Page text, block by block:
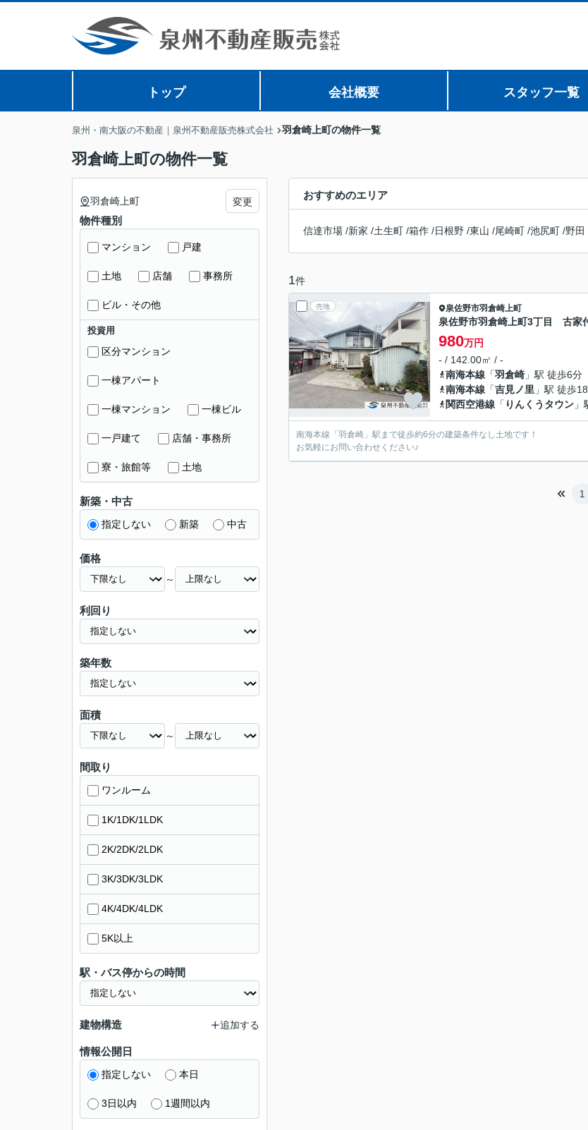
トップ 会社概要 スタッフ一覧
泉州・南大阪の不動産｜泉州不動産販売株式会社 羽倉崎上町の物件一覧
羽倉崎上町の物件一覧
おすすめのエリア
信達市場 /新家 /土生町 /箱作 /日根野 /東山 /尾崎町 /池尻町 /野田
1件
売地 泉佐野市羽倉崎上町
泉佐野市羽倉崎上町3丁目 古家
980万円
- / 142.00㎡ / -
南海本線 「羽倉崎 」駅 徒歩6分
南海本線 「吉見ノ里 」駅 徒歩
関西空港線 「 りんくうタウン
南海本線「羽倉崎」駅まで徒歩約6分の建築条件なし土地です！
お気軽にお問い合わせください♪
1
羽倉崎上町 変更
物件種別
マンション 戸建
土地 店舗 事務所
ビル・その他
投資用
区分マンション
一棟アパート
一棟マンション 一棟ビル
一戸建て 店舗・事務所
寮・旅館等 土地
新築・中古
指定しない 新築 中古
価格
～
利回り
築年数
面積
～
間取り
ワンルーム
1K/1DK/1LDK
2K/2DK/2LDK
3K/3DK/3LDK
4K/4DK/4LDK
5K以上
駅・バス停からの時間
建物構造 追加する
情報公開日
指定しない 本日
3日以内 1週間以内